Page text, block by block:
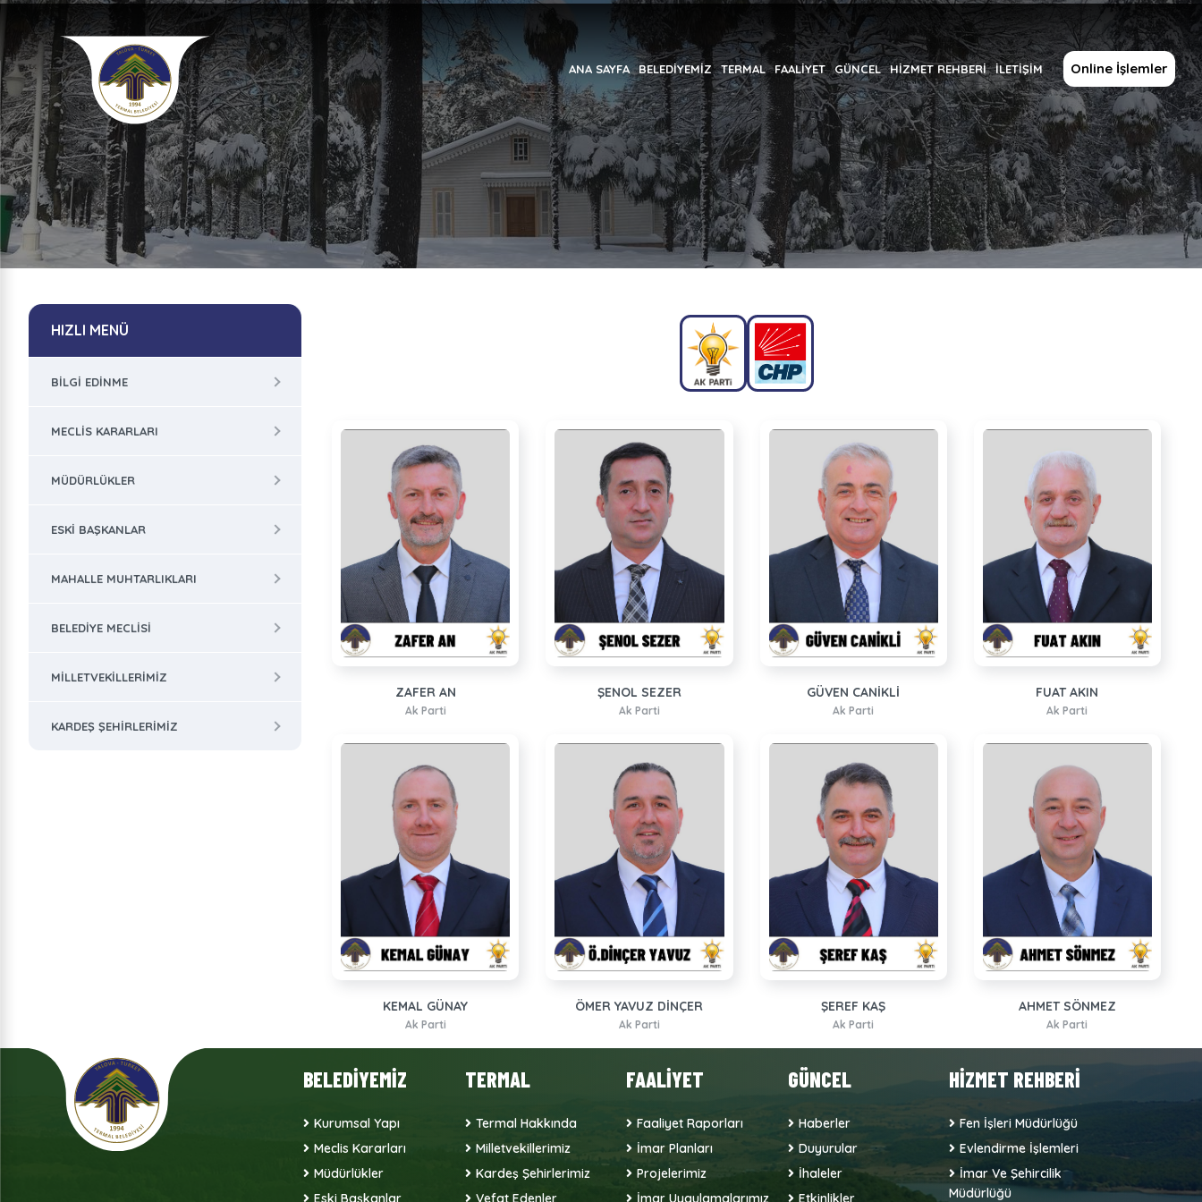
ANA SAYFA BELEDİYEMİZ TERMAL FAALİYET GÜNCEL HİZMET REHBERİ İLETİŞİM Online İşlemler
ZAFER AN
Ak Parti
ŞENOL SEZER
Ak Parti
GÜVEN CANİKLİ
Ak Parti
FUAT AKIN
Ak Parti
KEMAL GÜNAY
Ak Parti
ÖMER YAVUZ DİNÇER
Ak Parti
ŞEREF KAŞ
Ak Parti
AHMET SÖNMEZ
Ak Parti
HIZLI MENÜ
BILGI EDINME
MECLIS KARARLARI
MÜDÜRLÜKLER
ESKI BAŞKANLAR
MAHALLE MUHTARLIKLARI
BELEDIYE MECLISI
MILLETVEKILLERIMIZ
KARDEŞ ŞEHIRLERIMIZ
BELEDİYEMİZ
Kurumsal Yapı
Meclis Kararları
Müdürlükler
Eski Başkanlar
TERMAL
Termal Hakkında
Milletvekillerimiz
Kardeş Şehirlerimiz
Vefat Edenler
FAALİYET
Faaliyet Raporları
İmar Planları
Projelerimiz
İmar Uygulamalarımız
GÜNCEL
Haberler
Duyurular
İhaleler
Etkinlikler
HİZMET REHBERİ
Fen İşleri Müdürlüğü
Evlendirme İşlemleri
İmar Ve Şehircilik
Müdürlüğü